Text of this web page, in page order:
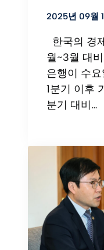
2025년 09월
한국의 경
월~3월 대
은행이 수
1분기 이후
분기 대비…